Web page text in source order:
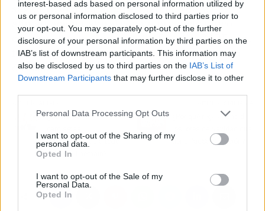
interest-based ads based on personal information utilized by
us or personal information disclosed to third parties prior to
your opt-out. You may separately opt-out of the further
disclosure of your personal information by third parties on the
IAB’s list of downstream participants. This information may
also be disclosed by us to third parties on the IAB’s List of
Downstream Participants that may further disclose it to other
Personal Data Processing Opt Outs
I want to opt-out of the Sharing of my
personal data.
Opted In
I want to opt-out of the Sale of my
Personal Data.
Opted In
seguir revolucionando el mercado de la
alimentación natural con un producto único
capaz de llevar lo mejor de la filosofía BARF a un
formato perfecto para disfrutar dentro y fuera
de casa.
¿Cómo son las
personalizadas a todo
color de Themain?
¿Por qué regalar uno de
tiene PauSa Selección?